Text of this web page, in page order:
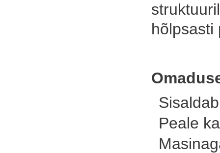
hõlpsasti
Peale